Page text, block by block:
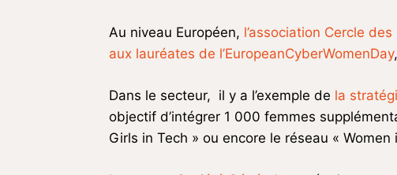
Au niveau Européen, l’association Cercle
aux lauréates de l’EuropeanCyberWomenDay
Dans le secteur, il y a l’exemple de la
objectif d’intégrer 1 000 femmes
Girls in Tech » ou encore le réseau « Women